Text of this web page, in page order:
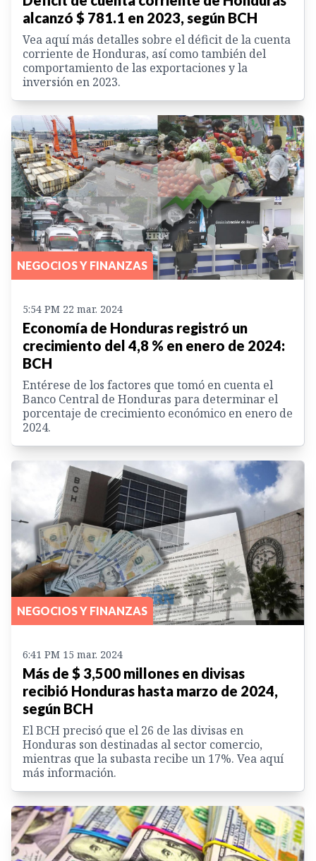
alcanzó $ 781.1 en 2023, según BCH
Vea aquí más detalles sobre el déficit de la cuenta
corriente de Honduras, así como también del
comportamiento de las exportaciones y la
inversión en 2023.
NEGOCIOS Y FINANZAS
5:54 PM 22 mar. 2024
Economía de Honduras registró un
crecimiento del 4,8 % en enero de 2024:
BCH
Entérese de los factores que tomó en cuenta el
Banco Central de Honduras para determinar el
porcentaje de crecimiento económico en enero de
2024.
NEGOCIOS Y FINANZAS
6:41 PM 15 mar. 2024
Más de $ 3,500 millones en divisas
recibió Honduras hasta marzo de 2024,
según BCH
El BCH precisó que el 26 de las divisas en
Honduras son destinadas al sector comercio,
mientras que la subasta recibe un 17%. Vea aquí
más información.